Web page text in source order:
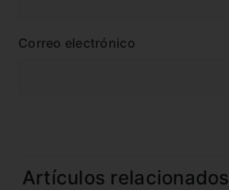
Correo electrónico
Artículos relacionados